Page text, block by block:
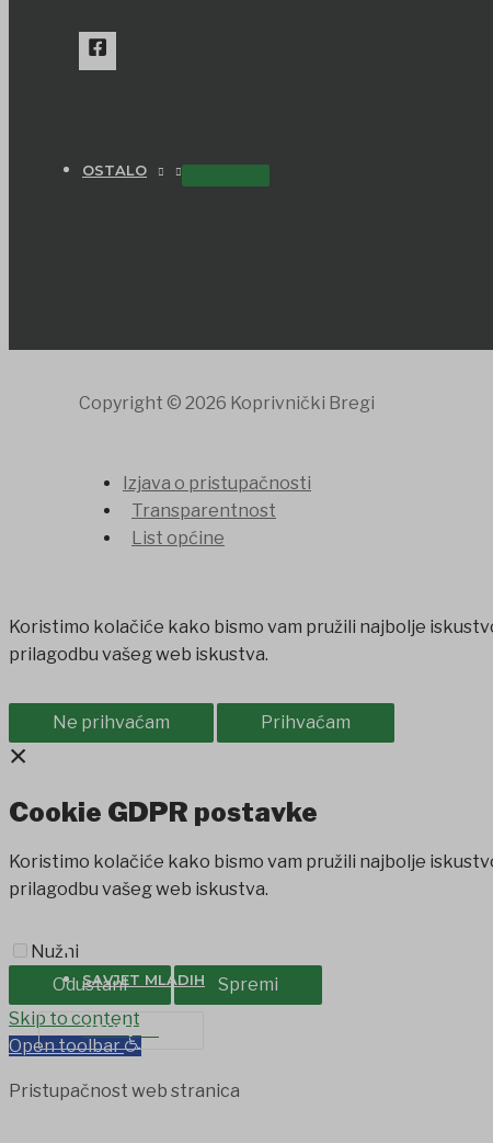
OSTALO
SAVJET MLADIH
KONTAKT
Copyright © 2026 Koprivnički Bregi
Izjava o pristupačnosti
Transparentnost
List općine
Koristimo kolačiće kako bismo vam pružili najbolje
prilagodbu vašeg web iskustva.
Ne prihvaćam Prihvaćam
×
Cookie GDPR postavke
Koristimo kolačiće kako bismo vam pružili najbolje
prilagodbu vašeg web iskustva.
Nužni
Odustani
Spremi
Jojobetholiganbet
Skip to content
Open toolbar
Pristupačnost web stranica